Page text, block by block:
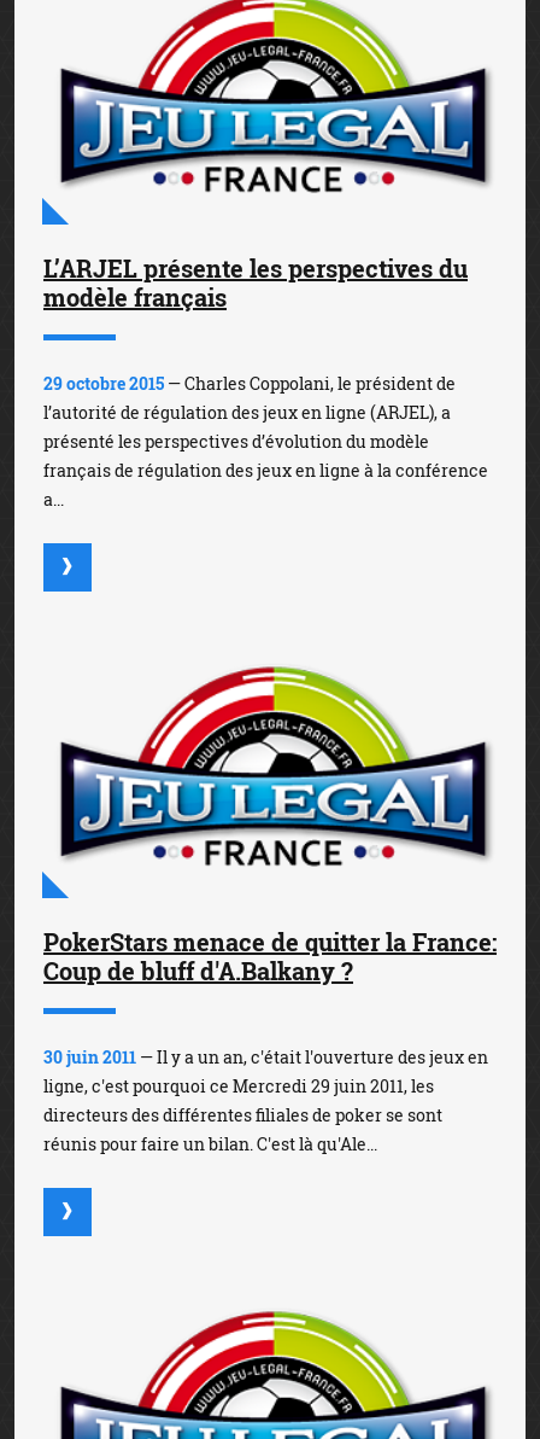
L’ARJEL présente les perspectives du
modèle français
29 octobre 2015 — Charles Coppolani, le président de
l’autorité de régulation des jeux en ligne (ARJEL), a
présenté les perspectives d’évolution du modèle
français de régulation des jeux en ligne à la conférence
a...
PokerStars menace de quitter la France:
Coup de bluff d'A.Balkany ?
30 juin 2011 — Il y a un an, c'était l'ouverture des jeux en
ligne, c'est pourquoi ce Mercredi 29 juin 2011, les
directeurs des différentes filiales de poker se sont
réunis pour faire un bilan. C'est là qu'Ale...